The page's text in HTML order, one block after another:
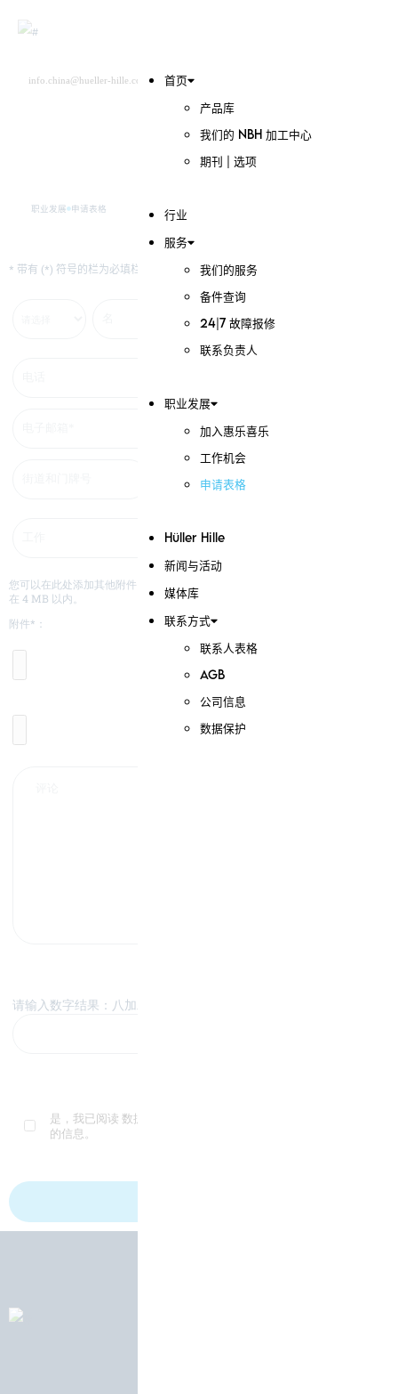
首页
产品库
我们的 NBH 加工中心
期刊 | 选项
行业
服务
我们的服务
备件查询
24|7 故障报修
联系负责人
职业发展
加入惠乐喜乐
工作机会
申请表格
Hüller Hille
新闻与活动
媒体库
联系方式
联系人表格
AGB
公司信息
数据保护
info.china@hueller-hille.com
职业发展 申请表格
* 带有 (*) 符号的栏为必填栏。
您可以在此处添加其他附件（如履历、证明、证书等）。 请注意文件大小限制
在 4 MB 以内。
附件*：
请输入数字结果：八加二 = ？
是，我已阅读 数据保护声
的信息。